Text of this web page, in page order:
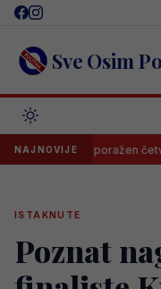
Skip
content Sve Osim
NAJNOVIJE
Šehić poražen četvrti put
ISTAKNUTE
Poznat